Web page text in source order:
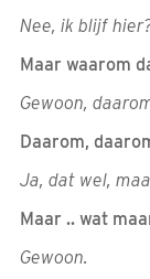
Nee, ik blijf
Maar waarom
Gewoon,
Daarom,
Ja, dat wel,
Maar .. wat
Gewoon.